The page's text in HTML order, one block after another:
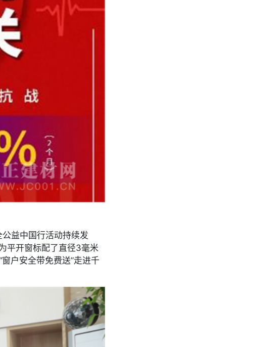
益中国行活动持续发
平开窗标配了直径3毫米
户安全带免费送”走进千